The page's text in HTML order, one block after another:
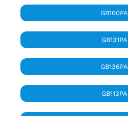
GB160PA
GB131PA
GB136PA
GB113PA